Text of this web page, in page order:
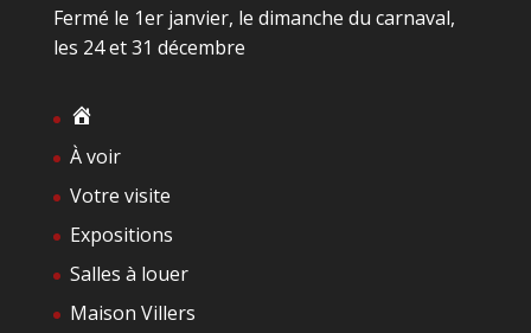
Fermé le 1er janvier, le dimanche du carnaval,
les 24 et 31 décembre
À voir
Votre visite
Expositions
Salles à louer
Maison Villers